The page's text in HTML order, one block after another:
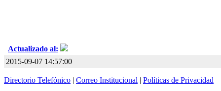
Actualizado al:
2015-09-07 14:57:00
Directorio Telefónico | Correo Institucional | Políticas de Privacidad